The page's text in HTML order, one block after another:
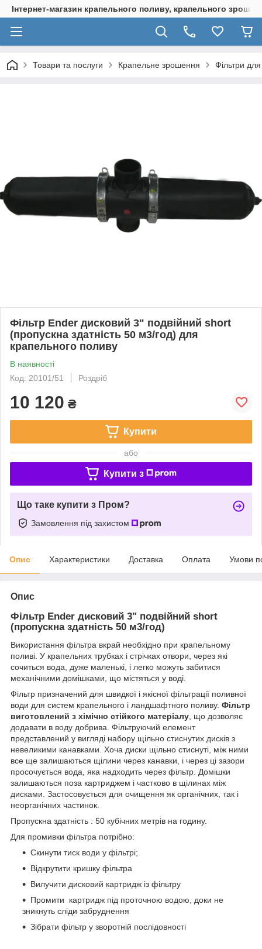
Інтернет-магазин крапельного поливу, крапельного
Товари та послуги Крапельне зрошення Фільтри
Фільтр Ender дисковий 3" подвійний short
(пропускна здатність 50 м3/год) для
крапельного поливу
В наявності
Код: 20101/51
Роздріб
10 120 ₴
Купити
або
Купити з
Що таке купити з Пром?
Замовлення під захистом
Опис Характеристики Доставка Оплата Умови
Опис
Фільтр Ender дисковий 3" подвійний short
(пропускна здатність 50 м3/год)
Використання фільтра вкрай необхідно при крапельному
поливі. У крапельних трубках і стрічках отвори, через які
сочиться вода, дуже маленькі, і легко можуть забитися
механічними домішками, що містяться у воді.
Фільтр призначений для швидкої і якісної фільтрації поливної
води для систем крапельного і ландшафтного поливу. Фільтр
виготовлений з хімічно стійкого матеріалу , що дозволяє
додавати в воду добрива. Фільтруючий елемент
представлений у вигляді набору щільно стиснутих дисків з
невеликими канавками. Хоча диски щільно стиснуті, між ними
все ще залишаються щілини через канавки, і через ці зазори
просочується вода, яка надходить через фільтр. Домішки
залишаються поза картриджем і частково в щілинах між
дисками. Застосовується для очищення як органічних, так і
неорганічних частинок.
Пропускна здатність : 50 кубічних метрів на годину.
Для промивки фільтра потрібно:
Скинути тиск води у фільтрі;
Відкрутити кришку фільтра
Вилучити дисковий картридж із фільтру
Промити картридж під проточною водою, доки не
зникнуть сліди забруднення
Зібрати фільтр у зворотній послідовності